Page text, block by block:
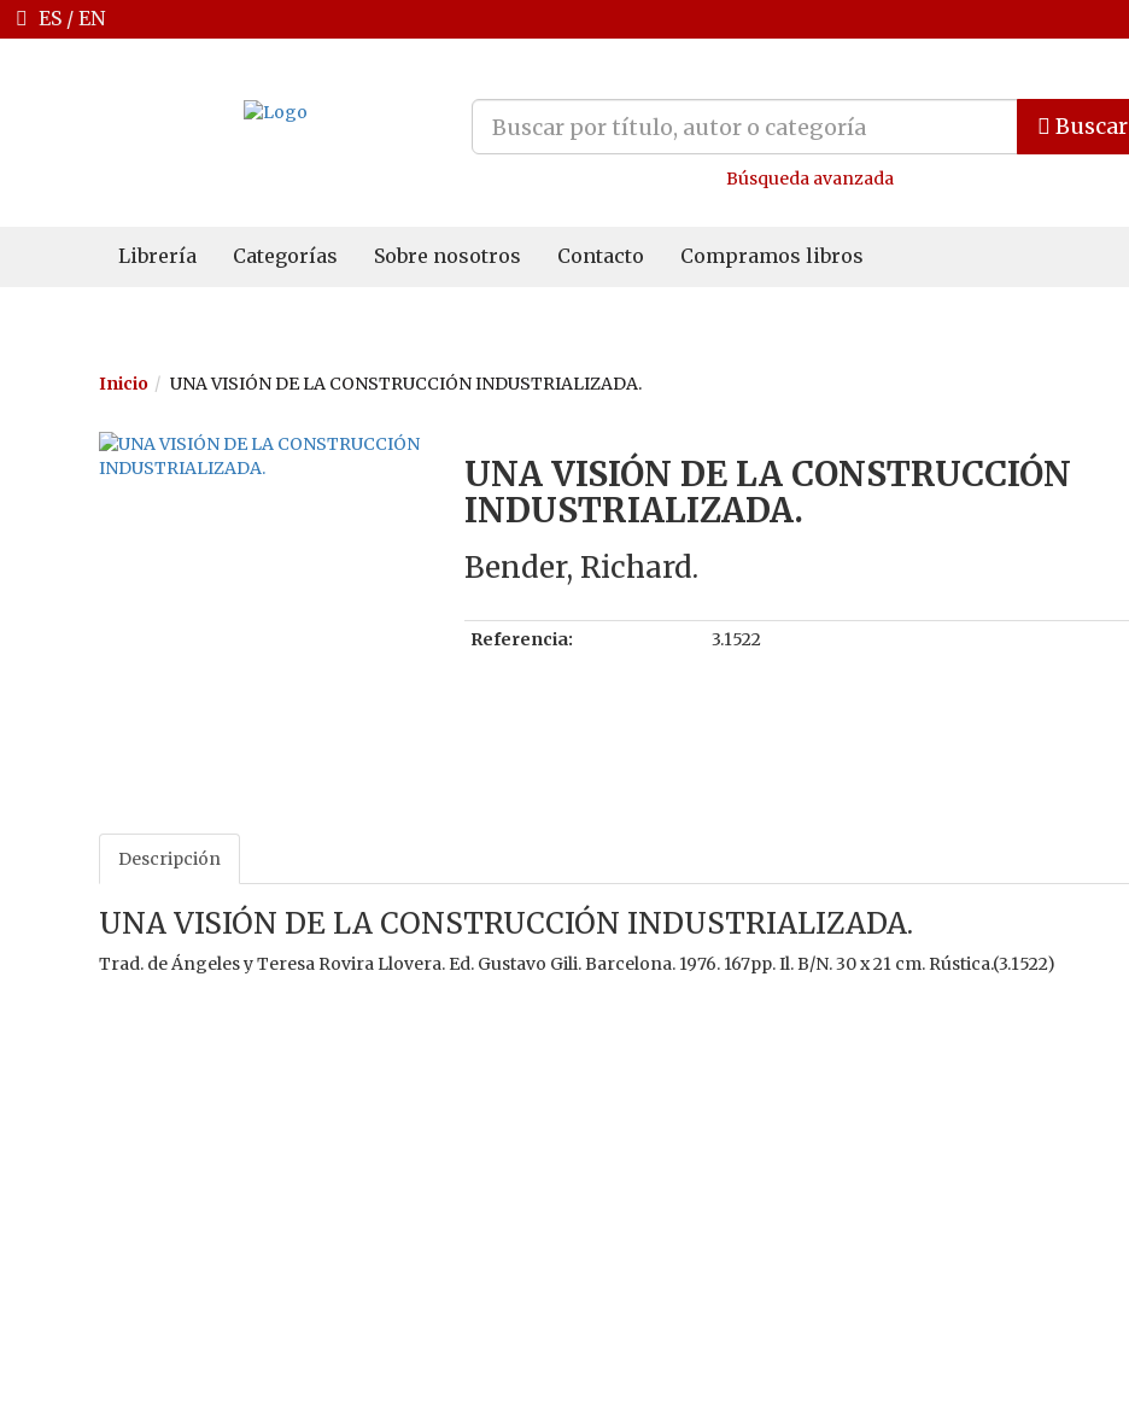
ES / EN
Buscar
Búsqueda avanzada
Librería Categorías Sobre nosotros Contacto Compramos libros
Inicio UNA VISIÓN DE LA CONSTRUCCIÓN INDUSTRIALIZADA.
UNA VISIÓN DE LA CONSTRUCCIÓN
INDUSTRIALIZADA.
Bender, Richard.
Referencia: 3.1522
Descripción
UNA VISIÓN DE LA CONSTRUCCIÓN INDUSTRIALIZADA.
Trad. de Ángeles y Teresa Rovira Llovera. Ed. Gustavo Gili. Barcelona. 1976. 167pp. Il. B/N. 30 x 21 cm. Rústica.(3.1522)